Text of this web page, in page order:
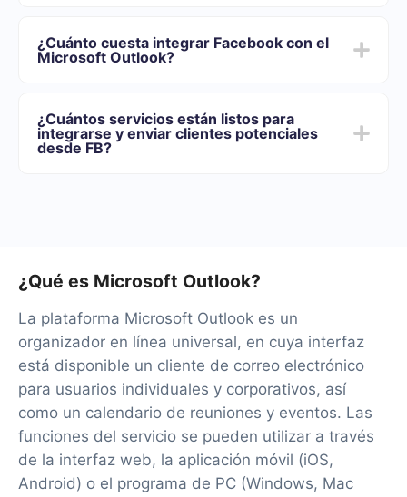
5 y 30 minutos. En promedio, la configuración demora
entre 10 y 15 minutos.
¿Cuánto cuesta integrar Facebook con el
Microsoft Outlook?
de funcionalidades que mejor se adapte a sus
necesidades. Además, tienes la oportunidad de probar
el servicio de forma gratuita durante 14 días.
¿Cuántos servicios están listos para
integrarse y enviar clientes potenciales
desde FB?
¿Qué es Microsoft Outlook?
La plataforma Microsoft Outlook es un
organizador en línea universal, en cuya interfaz
está disponible un cliente de correo electrónico
para usuarios individuales y corporativos, así
como un calendario de reuniones y eventos. Las
funciones del servicio se pueden utilizar a través
de la interfaz web, la aplicación móvil (iOS,
Android) o el programa de PC (Windows, Mac